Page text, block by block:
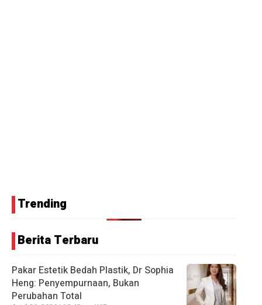
Trending
Berita Terbaru
Pakar Estetik Bedah Plastik, Dr Sophia
Heng: Penyempurnaan, Bukan
Perubahan Total